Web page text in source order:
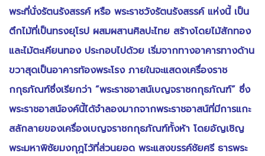
พระที่นั่งรัตนรังสรรค์ หรือ พระราชวังรัตนรังสรรค์ แห่งนี้ เป็น
ตึกไม้ที่เป็นทรงยุโรป ผสมผสานศิลปะไทย สร้างโดยไม้สักทอง
และไม้ตะเคียนทอง ประกอบไปด้วย เริ่มจากทางอาคารทางด้าน
ขวาสุดเป็นอาคารท้องพระโรง ภายในจะแสดงเครื่องราช
กกุธภัณฑ์ซึ่งเรียกว่า “พระราชอาสน์เบญจราชกกุธภัณฑ์” ซึ่ง
พระราชอาสน์องค์นี้ได้จำลองมากจากพระราชอาสน์ที่มีการแกะ
สลักลายของเครื่องเบญจราชกกุธภัณฑ์ทั้งห้า โดยอัญเชิญ
พระมหาพิชัยมงกุฎไว้ที่ส่วนยอด พระแสงขรรค์ชัยศรี ธารพระ